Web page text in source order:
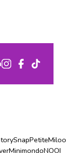
SnapPetiteMiloo
MinimondoNOOI